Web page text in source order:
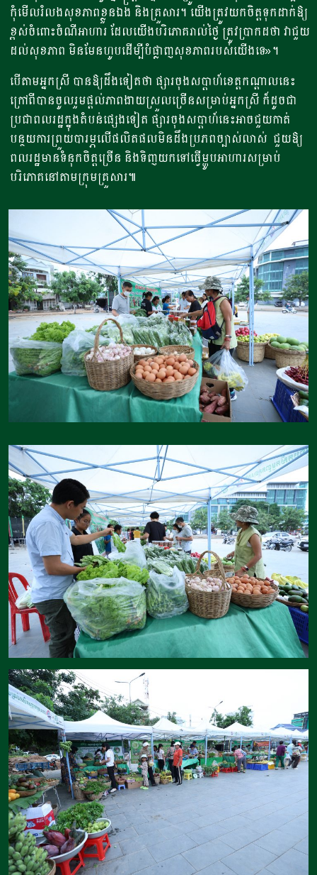
កុំមើលរំលងសុខភាពខ្លួនឯង និងគ្រួសារ។ យើងត្រូវយកចិត្តទុកដាក់ឱ្យ
ខ្ពស់ចំពោះចំណីអាហារ ដែលយើងបរិភោគរាល់ថ្ងៃ ត្រូវប្រាកដថា វាជួយ
ដល់សុខភាព មិនមែនហូបដើម្បីបំផ្លាញសុខភាពរបស់យើងទេ»។
បើតាមអ្នកស្រី បានឱ្យដឹងទៀតថា ផ្សារចុងសប្តាហ៍ខេត្តកណ្តាលនេះ
ក្រៅពីបានចូលរួមផ្តល់ភាពងាយស្រួលច្រើនសម្រាប់អ្នកស្រី ក៏ដូចជា
ប្រជាពលរដ្ឋក្នុងតំបន់ផ្សេងទៀត ផ្សារចុងសប្តាហ៍នេះអាចជួយកាត់
បន្ថយការព្រួយបារម្ភលើផលិតផលមិនដឹងប្រភពច្បាស់លាស់ ជួយឱ្យ
ពលរដ្ឋមានទំនុកចិត្តច្រើន និងទិញយកទៅធ្វើម្ហូបអាហារសម្រាប់
បរិភោគនៅតាមក្រុមគ្រួសារ៕